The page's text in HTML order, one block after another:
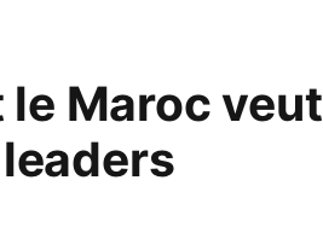
Maroc veut